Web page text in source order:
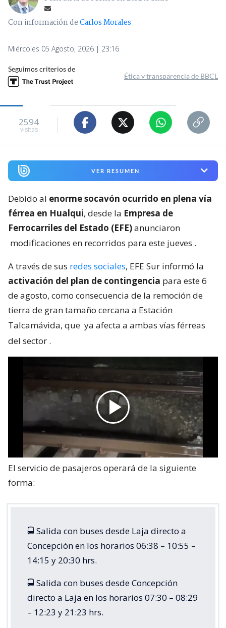
Con información deCarlos Morales
Miércoles 05 Agosto, 2026 | 23:16
Seguimos criterios de
Ética y transparencia de BBCL
2594
visitas
VER RESUMEN
Debido al enorme socavón ocurrido en plena vía
férrea en Hualqui, desde la Empresa de
Ferrocarriles del Estado (EFE)anunciaron
modificaciones en recorridos para este jueves .
A través de sus redes sociales, EFE Sur informó la
activación del plan de contingencia para este 6
de agosto, como consecuencia de la remoción de
tierra de gran tamaño cercana a Estación
Talcamávida, que ya afecta a ambas vías férreas
del sector .
El servicio de pasajeros operará de la siguiente
forma:
🚍 Salida con buses desde Laja directo a
Concepción en los horarios 06:38 – 10:55 –
14:15 y 20:30 hrs.
🚍 Salida con buses desde Concepción
directo a Laja en los horarios 07:30 – 08:29
– 12:23 y 21:23 hrs.